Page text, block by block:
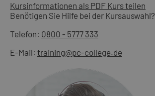
Kursinformationen als PDF Kurs teilen
Benötigen Sie Hilfe bei der Kursauswahl?
Telefon: 0800 - 5777 333
E-Mail: training@pc-college.de